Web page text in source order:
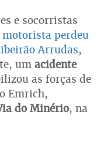
e socorristas
perdeu
Arrudas,
um acidente
as forças de
Emrich,
do Minério, na